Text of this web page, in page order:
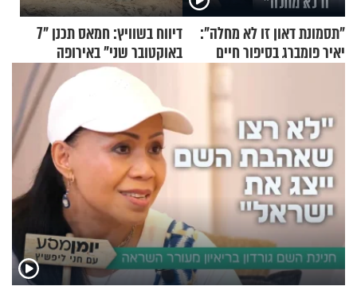
"תסמונת דאון זו לא מחלה":
יאיר פומברג בסיפור חיים
דיווח בשוויץ: חמאס תכנן "7
באוקטובר שני" באירופה